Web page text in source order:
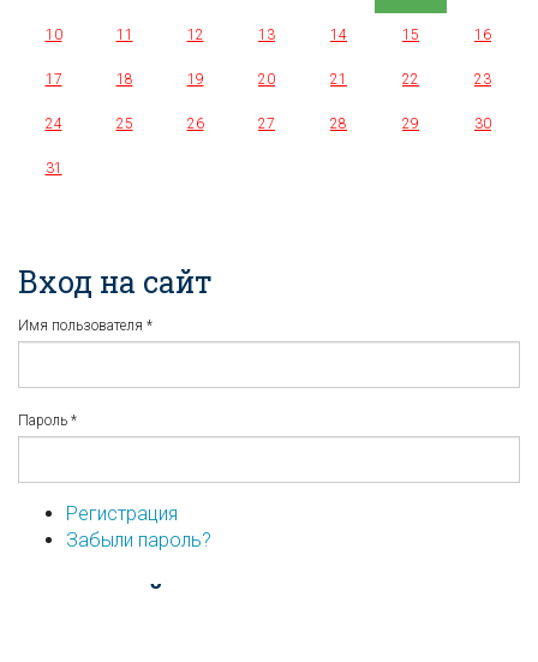
10 11 12 13 14 15 16
17 18 19 20 21 22 23
24 25 26 27 28 29 30
31
Вход на сайт
Имя пользователя *
Пароль *
Регистрация
Забыли пароль?
...или войдите используя